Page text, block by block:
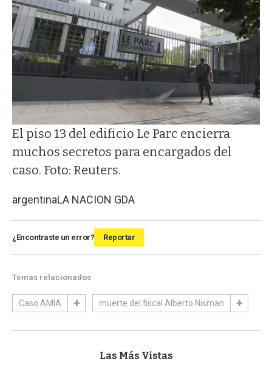
El piso 13 del edificio Le Parc encierra
muchos secretos para encargados del
caso. Foto: Reuters.
argentinaLA NACION GDA
¿Encontraste un error? Reportar
Temas relacionados
Caso AMIA muerte del fiscal Alberto Nisman
Las Más Vistas